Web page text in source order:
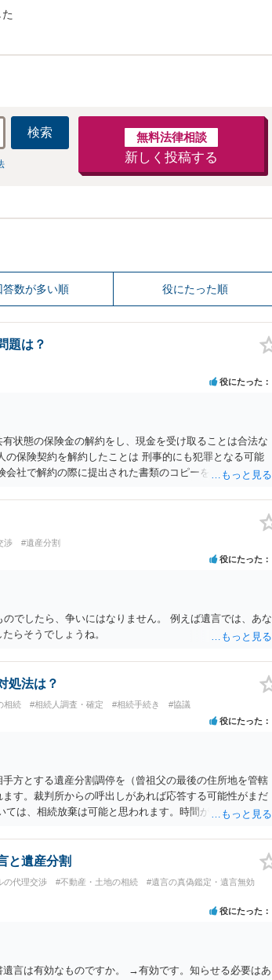
検索 無料法律相談
新しく投稿する
答数が多い順 役にたった順
題は？
役にたった
状態の保険金の解約をし、現金を受け取ることは合法な
保険契約を解約したことは 刑事的にも犯罪となる可能
社で解約の際に提出された書類のコピーを取得して、弁
渉 #遺産分割
役にたった
でしたら、争いにはなりません。 例えば遺言では、あな
らそうでしょうね。
処法は？
相続 #相続人調査・確定 #相続手続き #協議
役にたった
方とする遺産分割調停を（曾祖父の最後の住所地を管轄
す。裁判所からの呼出しがあれば応答する可能性がまだ
は、相続放棄は可能と思われます。時間が思った以上に
と遺産分割
の代理交渉 #不動産・土地の相続
#遺言の真偽鑑定・遺言無効
役にたった
遺言は有効なものですか。 →有効です。知らせる必要はあ